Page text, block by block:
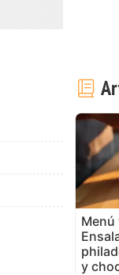
Menú
y